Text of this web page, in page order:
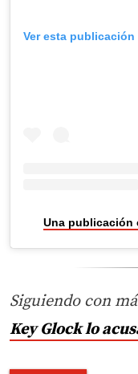
Ver esta publicación
Una publicación
Siguiendo con
Key Glock lo